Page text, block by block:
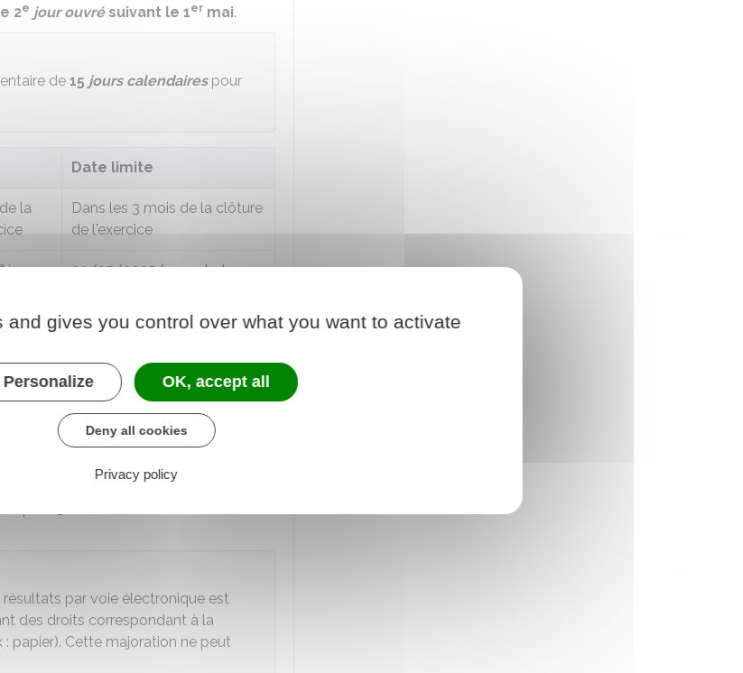
2e jour ouvrésuivant le 1er mai.
de 15 jours calendaires pour
annexes
Date limite
la
Dans les 3 mois de la clôture
de l'exercice
jour
20/05/2025 (compte tenu
jour
20/05/2025 (compte tenu
pas de bilan au cours de leur première
provisoire
. Elles sont
le début de leur activité jusqu'à la
31 décembre de l'année suivant
par voie électronique est
des droits correspondant à la
papier). Cette majoration ne peut
gives you control over what you want to activate
Personalize OK, accept all
Deny all cookies
Privacy policy